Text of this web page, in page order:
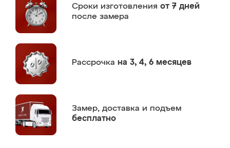
Сроки изготовления от 7 дней
после замера
Рассрочка на 3, 4, 6 месяцев
Замер, доставка и подъем
бесплатно